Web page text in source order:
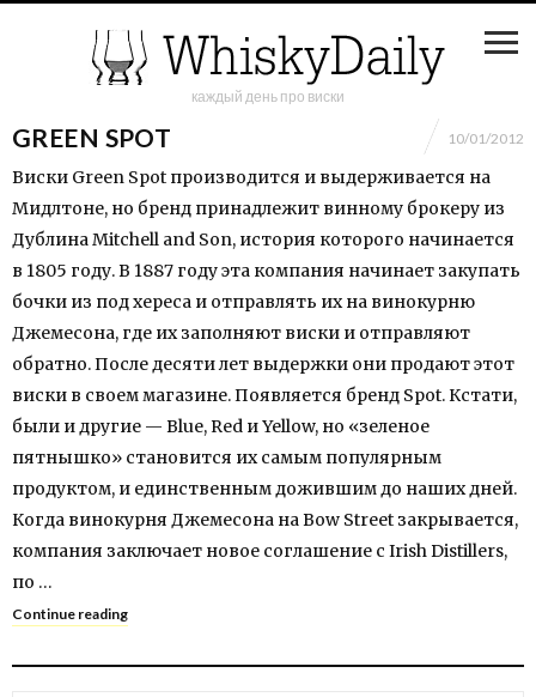
каждый день про виски
GREEN SPOT 10/01/2012
Виски Green Spot производится и выдерживается на
Мидлтоне, но бренд принадлежит винному брокеру из
Дублина Mitchell and Son, история которого начинается
в 1805 году. В 1887 году эта компания начинает закупать
бочки из под хереса и отправлять их на винокурню
Джемесона, где их заполняют виски и отправляют
обратно. После десяти лет выдержки они продают этот
виски в своем магазине. Появляется бренд Spot. Кстати,
были и другие — Blue, Red и Yellow, но «зеленое
пятнышко» становится их самым популярным
продуктом, и единственным дожившим до наших дней.
Когда винокурня Джемесона на Bow Street закрывается,
компания заключает новое соглашение с Irish Distillers,
по …
Continue reading